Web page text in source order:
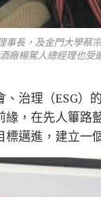
長，及金門大學蔡
廠楊駕人總經理也
治理（ESG）
，在先人篳路
邁進，建立一